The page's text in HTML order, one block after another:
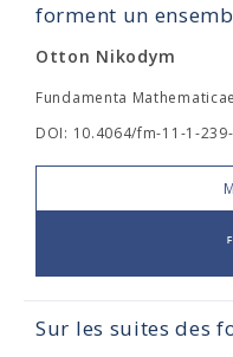
forment un
Otton Nikodym
Fundamenta
DOI: 10.4064/fm-11-1-
Sur les suites des